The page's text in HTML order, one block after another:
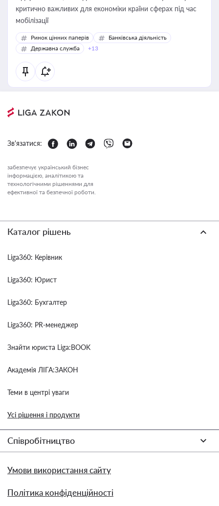
критично важливих для економіки країни сферах під час
мобілізації
Ринок цінних паперів
Банківська діяльність
Державна служба
+13
Зв'язатися:
забезпечує український бізнес
інформацією, аналітикою та
технологічними рішеннями для
ефективної та безпечної роботи.
Каталог рішень
Liga360: Керівник
Liga360: Юрист
Liga360: Бухгалтер
Liga360: PR-менеджер
Знайти юриста Liga:BOOK
Академія ЛІГА:ЗАКОН
Теми в центрі уваги
Усі рішення і продукти
Співробітництво
Умови використання сайту
Політика конфіденційності